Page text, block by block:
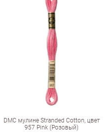
DMC мулине Stranded Cotton, цвет
957 Pink (Розовый)